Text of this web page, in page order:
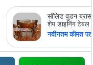
सॉलिड वुडन ब्रास
शेप डाइनिंग टेबल
नवीनतम कीमत